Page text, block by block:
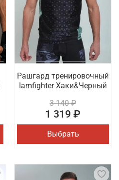
Рашгард тренировочный
Iamfighter Хаки&Черный
3 140 ₽
1 319 ₽
Выбрать